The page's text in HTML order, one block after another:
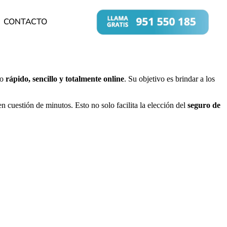
CONTACTO
rápido, sencillo y totalmente online. Su objetivo es brindar a los
cuestión de minutos. Esto no solo facilita la elección del seguro de